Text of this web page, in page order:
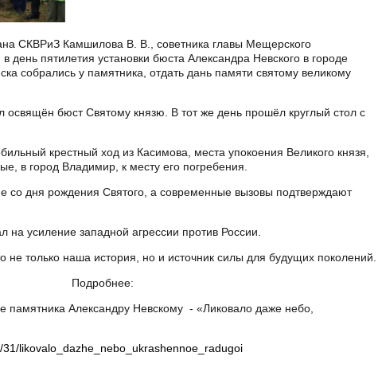
СКВРиЗ Камшилова В. В., советника главы Мещерского
день пятилетия установки бюста Александра Невского в городе
собрались у памятника, отдать дань памяти святому великому
бюст Святому князю. В тот же день прошёл круглый стол с
крестный ход из Касимова, места упокоения Великого князя,
в город Владимир, к месту его погребения.
со дня рождения Святого, а современные вызовы подтверждают
усиление западной агрессии против России.
не только наша история, но и источник силы для будущих поколений.
Подробнее:
памятника Александру Невскому - «Ликовало даже небо,
likovalo_dazhe_nebo_ukrashennoe_radugoi